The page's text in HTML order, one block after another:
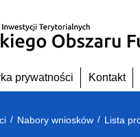
prywatności Kontakt
/ Nabory wniosków /